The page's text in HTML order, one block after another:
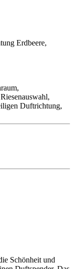
Erdbeere,
Duftrichtung,
Schönheit und